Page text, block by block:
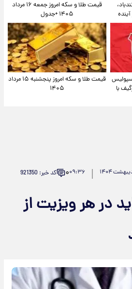
قیمت طلا و سکه امروز جمعه ۱۶ مرداد
۱۴۰۵ +جدول
با
قیمت طلا و سکه امروز پنجشنبه ۱۵ مرداد
۱۴۰۵
۰۹:۳۶۰ کد خبر: 921350
در هر ویزیت از